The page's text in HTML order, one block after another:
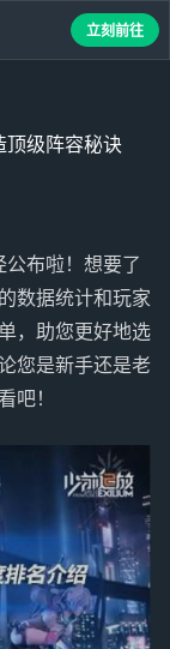
顶级阵容秘诀
公布啦！想要了
数据统计和玩家
，助您更好地选
您是新手还是老
吧！
立刻前往